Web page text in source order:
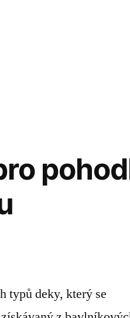
typů deky, který se